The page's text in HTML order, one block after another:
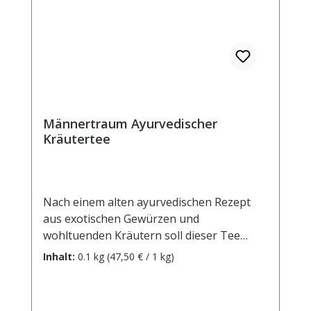
Männertraum Ayurvedischer
Kräutertee
Nach einem alten ayurvedischen Rezept
aus exotischen Gewürzen und
wohltuenden Kräutern soll dieser Tee
gerade bei Männern das indiviuelle
Inhalt: 0.1 kg (47,50 € / 1 kg)